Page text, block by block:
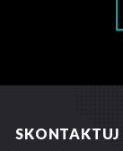
SKONTAKTUJ